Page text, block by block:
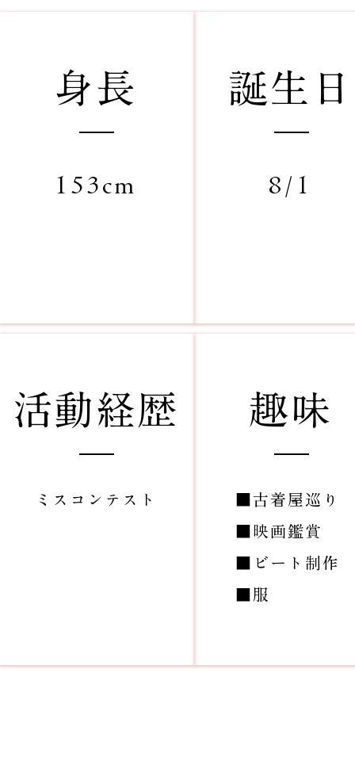
​身長
153cm
​誕生日
8/1
​活動経歴
​ミスコンテスト
​趣味
■古着屋巡り
■映画鑑賞
■ビート制作
■服